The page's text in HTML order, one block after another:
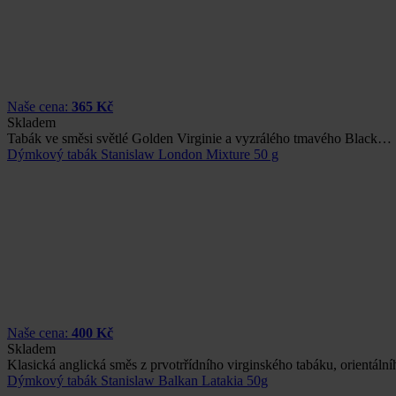
Naše cena: 365 Kč
Skladem
Tabák ve směsi světlé Golden Virginie a vyzrálého tmavého Black…
Dýmkový tabák Stanislaw London Mixture 50 g
Naše cena: 400 Kč
Skladem
Klasická anglická směs z prvotrřídního virginského tabáku,
Dýmkový tabák Stanislaw Balkan Latakia 50g